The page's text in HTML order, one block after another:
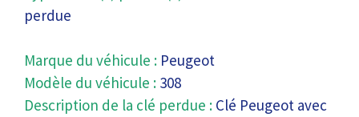
perdue
Marque du véhicule : Peugeot
Modèle du véhicule : 308
Description de la clé perdue : Clé Peugeot avec